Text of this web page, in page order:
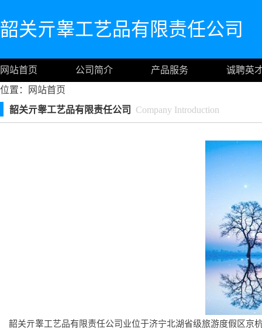
韶关亓睾工艺品有限责任公司
网站首页 公司简介 产品服务
诚聘英
位置：
网站首页
韶关亓睾工艺品有限责任公司
Company Introduction
韶关亓睾工艺品有限责任公司业位于济宁北湖省级旅游度假区京